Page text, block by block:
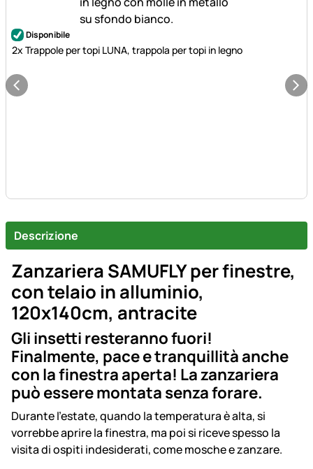
Disponibile
2x Trappole per topi LUNA, trappola per topi in legno
Descrizione
Zanzariera SAMUFLY per finestre,
con telaio in alluminio,
120x140cm, antracite
Gli insetti resteranno fuori!
Finalmente, pace e tranquillità anche
con la finestra aperta! La zanzariera
può essere montata senza forare.
Durante l'estate, quando la temperatura è alta, si
vorrebbe aprire la finestra, ma poi si riceve spesso la
visita di ospiti indesiderati, come mosche e zanzare.